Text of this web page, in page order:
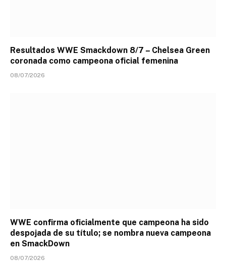
Resultados WWE Smackdown 8/7 – Chelsea Green
coronada como campeona oficial femenina
08/07/2026
WWE confirma oficialmente que campeona ha sido
despojada de su título; se nombra nueva campeona
en SmackDown
08/07/2026